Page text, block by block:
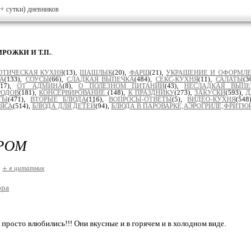
сутки) дневников
И Т.П.
КУХНЯ(13),ШАШЛЫК(20), ФАРШ(21),УКРАШЕНИЕ И
(133), СОУСЫ(66), СЛАДКАЯ ВЫПЕЧКА(484), СЕКС-КУХНЯ(11), САЛАТЫ
ОТ АДМИНА(8),О ПОЛЕЗНОМ ПИТАНИИ(43),НЕСЛАДКАЯ
(181),КОНСЕРВИРОВАНИЕ(148), К ПРАЗДНИКУ(273), ЗАКУСКИ(593),
(471), ВТОРЫЕ БЛЮДА(116), ВОПРОСЫ-ОТВЕТЫ(5), ВИДЕО-КУХНЯ
(514), БЛЮДА ДЛЯ ДЕТЕЙ(94), БЛЮДА В
+ в цитатник
влюбились!!! Они вкусные и в горячем и в холодном виде.